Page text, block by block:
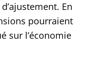
En
pourraient
sur l’économie